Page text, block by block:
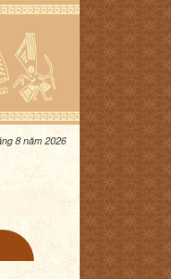
8 năm 2026